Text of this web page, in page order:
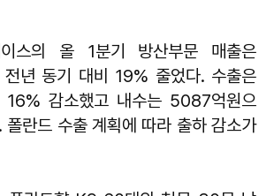
이스의 올 1분기 방산부문 매출은
년 동기 대비 19% 줄었다. 수출은
감소했고 내수는 5087억원으
란드 수출 계획에 따라 출하 감소가